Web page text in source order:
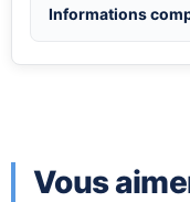
Informations
Vous